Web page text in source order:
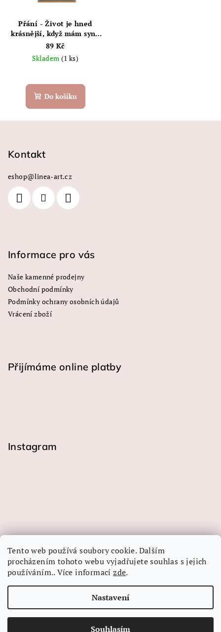
Tento web používá soubory cookie. Dalším
procházením tohoto webu vyjadřujete souhlas s jejich
používáním.. Více informacízde.
Nastavení
Souhlasím
Přání - Život je hned
krásnější, když mám syna
jako jsi ty
89 Kč
Skladem (1 ks)
Do košíku
Kontakt
eshop@linea-art.cz
Informace pro vás
Naše kamenné prodejny
Obchodní podmínky
Podmínky ochrany osobních údajů
Vrácení zboží
Přijímáme online platby
Instagram
Sledovat na Instagramu